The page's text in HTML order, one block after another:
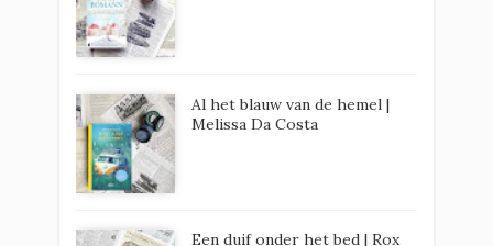
Al het blauw van de hemel |
Melissa Da Costa
Een duif onder het bed | Rox